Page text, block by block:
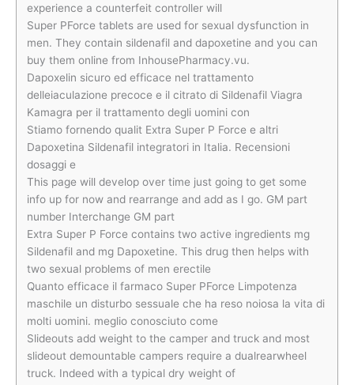
experience a counterfeit controller will
Super PForce tablets are used for sexual dysfunction in
men. They contain sildenafil and dapoxetine and you can
buy them online from InhousePharmacy.vu.
Dapoxelin sicuro ed efficace nel trattamento
delleiaculazione precoce e il citrato di Sildenafil Viagra
Kamagra per il trattamento degli uomini con
Stiamo fornendo qualit Extra Super P Force e altri
Dapoxetina Sildenafil integratori in Italia. Recensioni
dosaggi e
This page will develop over time just going to get some
info up for now and rearrange and add as I go. GM part
number Interchange GM part
Extra Super P Force contains two active ingredients mg
Sildenafil and mg Dapoxetine. This drug then helps with
two sexual problems of men erectile
Quanto efficace il farmaco Super PForce Limpotenza
maschile un disturbo sessuale che ha reso noiosa la vita di
molti uomini. meglio conosciuto come
Slideouts add weight to the camper and truck and most
slideout demountable campers require a dualrearwheel
truck. Indeed with a typical dry weight of